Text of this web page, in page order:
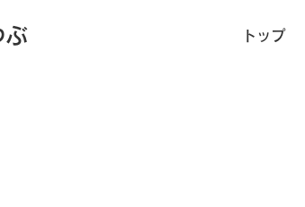
ぶ トップ